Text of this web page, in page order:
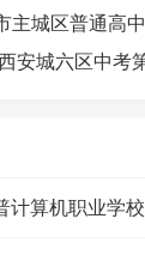
计算机职业学校